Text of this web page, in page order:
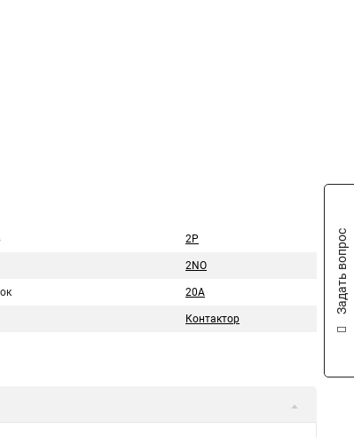
2P
2NO
20A
Контактор
Задать вопрос